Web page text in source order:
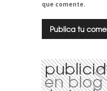
que comente.